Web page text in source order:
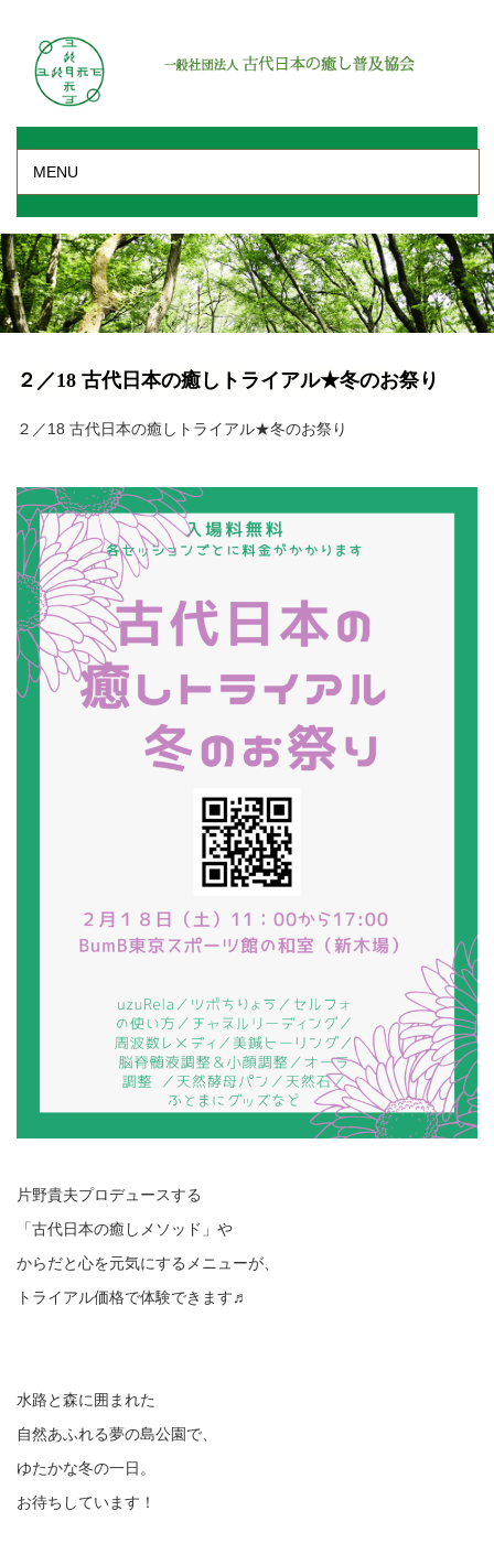
MENU
２／18 古代日本の癒しトライアル★冬のお祭り
２／18 古代日本の癒しトライアル★冬のお祭り
片野貴夫プロデュースする
「古代日本の癒しメソッド」や
からだと心を元気にするメニューが、
トライアル価格で体験できます♬
水路と森に囲まれた
自然あふれる夢の島公園で、
ゆたかな冬の一日。
お待ちしています！